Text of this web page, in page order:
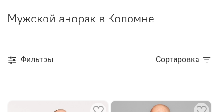
Мужской анорак в Коломне
Фильтры Сортировка